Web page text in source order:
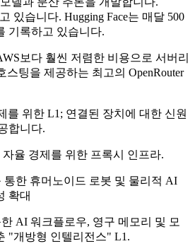
있습니다. Hugging Face는 매달 500
기록하고 있습니다.
보다 훨씬 저렴한 비용으로 서버리
팅을 제공하는 최고의 OpenRouter
를 위한 L1; 연결된 장치에 대한 신원
합니다.
자율 경제를 위한 프록시 인프라.
한 휴머노이드 로봇 및 물리적 AI
확대
한 AI 워크플로우, 영구 메모리 및 모
"개방형 인텔리전스" L1.